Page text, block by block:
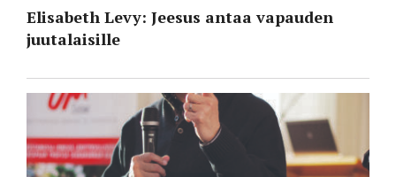
Elisabeth Levy: Jeesus antaa vapauden
juutalaisille